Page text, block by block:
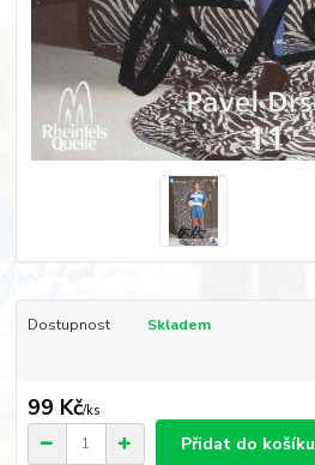
Dostupnost Skladem
99 Kč/ks
Přidat do košíku